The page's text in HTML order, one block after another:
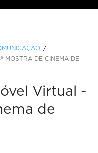
MOSTRA DE CINEMA DE
Virtual -
de